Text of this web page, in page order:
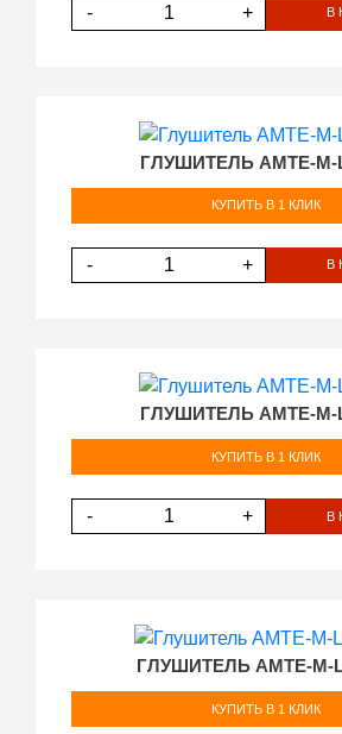
- + В
ГЛУШИТЕЛЬ AMTE-M-
КУПИТЬ В 1 КЛИК
- + В
ГЛУШИТЕЛЬ AMTE-M-
КУПИТЬ В 1 КЛИК
- + В
ГЛУШИТЕЛЬ AMTE-M-
КУПИТЬ В 1 КЛИК